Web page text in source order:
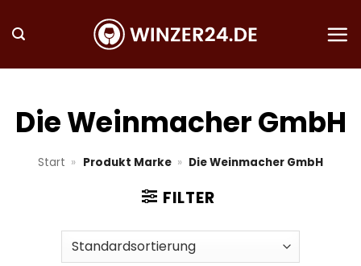
Inhalt
Die Weinmacher GmbH
Start » Produkt Marke » Die Weinmacher GmbH
FILTER